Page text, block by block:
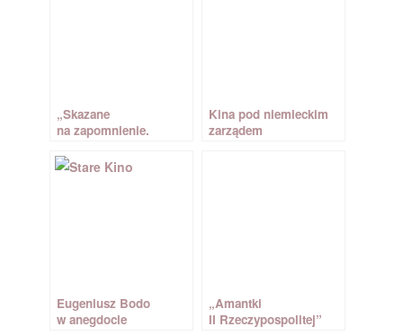
„Skazane
na zapomnienie.
na emigracji” Grzegorz
Kina pod niemieckim
zarządem
Eugeniusz Bodo
w anegdocie
„Amantki
II Rzeczypospolitej”